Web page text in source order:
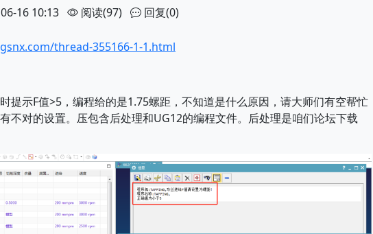
16 10:13 阅读(97) 回复(0)
thread-355166-1-1.html
提示F值>5，编程给的是1.75螺距，不知道是什么原因，请大师们有空帮忙
不对的设置。压包含后处理和UG12的编程文件。后处理是咱们论坛下载